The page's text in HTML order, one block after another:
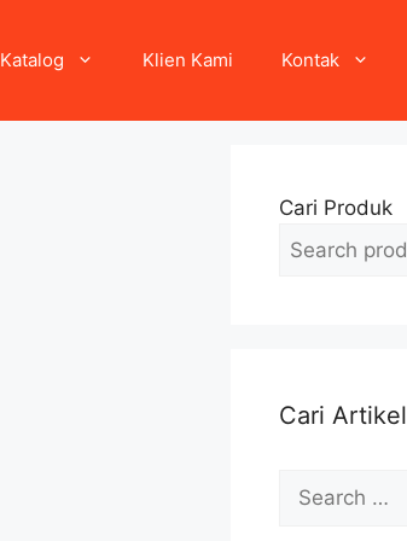
Katalog Klien Kami Kontak
Cari Produk
Cari Artikel
Search
for: